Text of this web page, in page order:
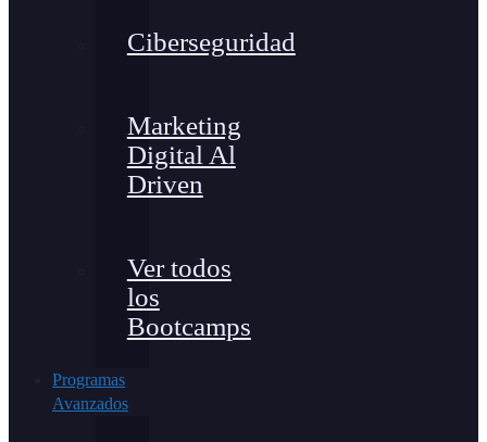
Ciberseguridad
Marketing
Digital Al
Driven
Ver todos
los
Bootcamps
Programas
Avanzados